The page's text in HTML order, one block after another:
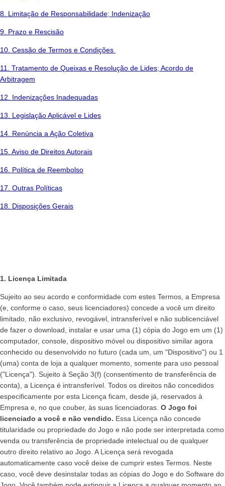
8. Limitação de Responsabilidade; Indenização
9. Prazo e Rescisão
10. Cessão de Termos e Condições
11. Tratamento de Queixas e Resolução de Lides; Acordo de
Arbitragem
12. Indenizações Inadequadas
13. Legislação Aplicável e Lides
14. Renúncia a Ação Coletiva
15. Aviso de Direitos Autorais
16. Política de Reembolso
17. Outras Políticas
18. Disposições Gerais
1. Licença Limitada
Sujeito ao seu acordo e conformidade com estes Termos, a Empresa
(e, conforme o caso, seus licenciadores) concede a você um direito
limitado, não exclusivo, revogável, intransferível e não sublicenciável
de fazer o download, instalar e usar uma (1) cópia do Jogo em um (1)
computador, console, dispositivo móvel ou dispositivo similar agora
conhecido ou desenvolvido no futuro (cada um, um "Dispositivo") ou 1
(uma) conta de loja a qualquer momento, somente para uso pessoal
("Licença"). Sujeito à Seção 3(f) (consentimento de transferência de
conta), a Licença é intransferível. Todos os direitos não concedidos
especificamente por esta Licença ficam, desde já, reservados à
Empresa e, no que couber, às suas licenciadoras. O Jogo foi
licenciado a você e não vendido. Essa Licença não concede
titularidade ou propriedade do Jogo e não pode ser interpretada como
venda ou transferência de propriedade intelectual ou de qualquer
outro direito relativo ao Jogo. A Licença será revogada
automaticamente caso você deixe de cumprir estes Termos. Neste
caso, você deve desinstalar todas as cópias do Jogo e do Software do